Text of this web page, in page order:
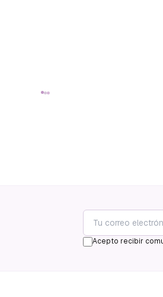
Acepto recibir